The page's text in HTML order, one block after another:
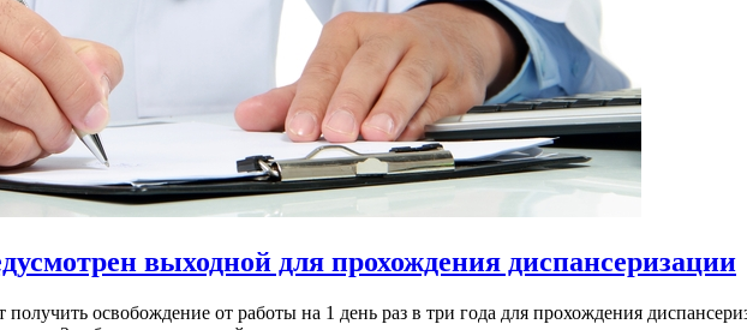
выходной для прохождения диспансеризации
освобождение от работы на 1 день раз в три года для прохождения